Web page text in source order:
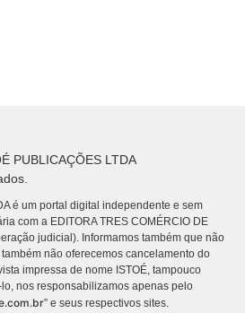
PUBLICAÇÕES LTDA
é um portal digital independente e sem
com a EDITORA TRES COMÉRCIO DE
judicial). Informamos também que não
não oferecemos cancelamento do
impressa de nome ISTOÉ, tampouco
nos responsabilizamos apenas pelo
” e seus respectivos sites.